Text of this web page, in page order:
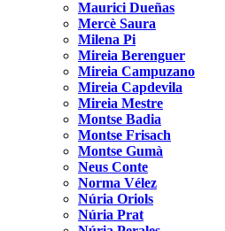
Maurici Dueñas
Mercè Saura
Milena Pi
Mireia Berenguer
Mireia Campuzano
Mireia Capdevila
Mireia Mestre
Montse Badia
Montse Frisach
Montse Gumà
Neus Conte
Norma Vélez
Núria Oriols
Núria Prat